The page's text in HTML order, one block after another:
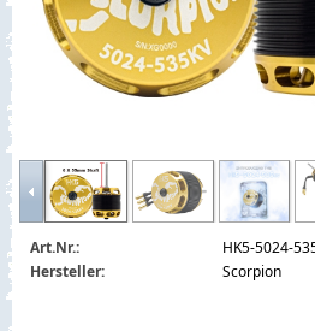
scoprion-hk5-5024-535-6x55.jpg
Art.Nr.:
HK5-5024-
Hersteller:
Scorpion